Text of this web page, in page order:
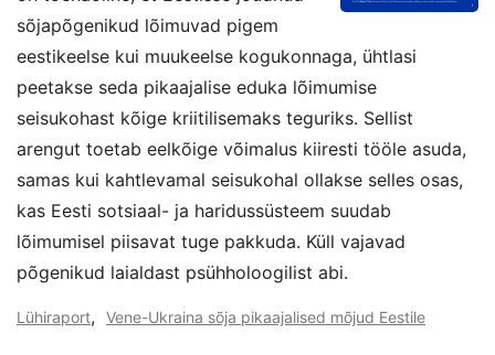
sõjapõgenikud lõimuvad pigem
eestikeelse kui muukeelse kogukonnaga, ühtlasi
peetakse seda pikaajalise eduka lõimumise
seisukohast kõige kriitilisemaks teguriks. Sellist
arengut toetab eelkõige võimalus kiiresti tööle asuda,
samas kui kahtlevamal seisukohal ollakse selles osas,
kas Eesti sotsiaal- ja haridussüsteem suudab
lõimumisel piisavat tuge pakkuda. Küll vajavad
põgenikud laialdast psühholoogilist abi.
Lühiraport, Vene-Ukraina sõja pikaajalised mõjud Eestile